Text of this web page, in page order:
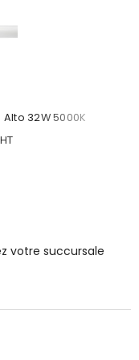
32W 5000K
votre succursale